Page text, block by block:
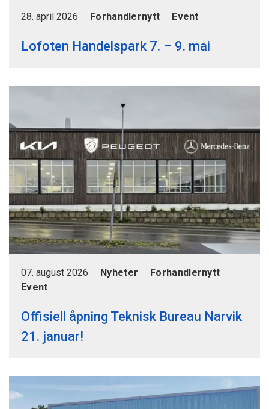
28. april 2026 Forhandlernytt Event
Lofoten Handelspark 7. – 9. mai
07. august 2026 Nyheter
Forhandlernytt
Event
Offisiell åpning Teknisk Bureau Narvik
21. januar!